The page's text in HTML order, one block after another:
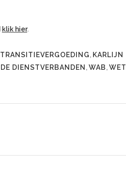
klik hier.
, KARLIJN
DIENSTVERBANDEN ,WAB,WET